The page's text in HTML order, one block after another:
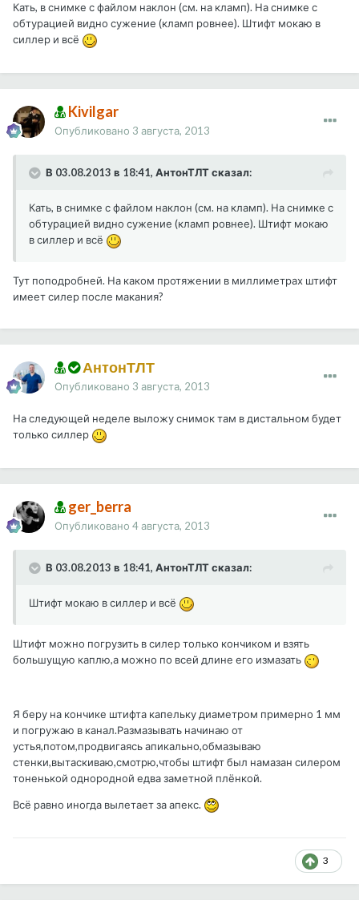
Кать, в снимке с файлом наклон (см. на кламп). На снимке с
обтурацией видно сужение (кламп ровнее). Штифт мокаю в
силлер и всё
Kivilgar
Опубликовано 3 августа, 2013
В 03.08.2013 в 18:41, АнтонТЛТ сказал:
Кать, в снимке с файлом наклон (см. на кламп). На снимке с
обтурацией видно сужение (кламп ровнее). Штифт мокаю
в силлер и всё
Тут поподробней. На каком протяжении в миллиметрах штифт
имеет силер после макания?
АнтонТЛТ
Опубликовано 3 августа, 2013
На следующей неделе выложу снимок там в дистальном будет
только силлер
ger_berra
Опубликовано 4 августа, 2013
В 03.08.2013 в 18:41, АнтонТЛТ сказал:
Штифт мокаю в силлер и всё
Штифт можно погрузить в силер только кончиком и взять
большущую каплю,а можно по всей длине его измазать
Я беру на кончике штифта капельку диаметром примерно 1 мм
и погружаю в канал.Размазывать начинаю от
устья,потом,продвигаясь апикально,обмазываю
стенки,вытаскиваю,смотрю,чтобы штифт был намазан силером
тоненькой однородной едва заметной плёнкой.
Всё равно иногда вылетает за апекс.
3